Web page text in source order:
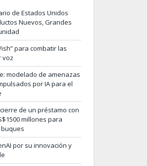
de Estados Unidos
Nuevos, Grandes
para combatir las
voz
modelado de amenazas
por IA para el
de un préstamo con
millones para
por su innovación y